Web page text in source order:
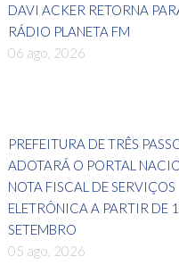
DAVI ACKER RETORNA
RÁDIO PLANETA FM
06 ago, 2026
PREFEITURA DE TRÊS
ADOTARÁ O PORTAL
NOTA FISCAL DE SERVIÇOS
ELETRÔNICA A PARTIR DE
SETEMBRO
05 ago, 2026